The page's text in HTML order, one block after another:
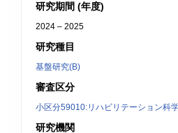
研究期間 (年度)
2024 – 2025
研究種目
基盤研究(B)
審査区分
小区分59010:リハビリテーション科
研究機関